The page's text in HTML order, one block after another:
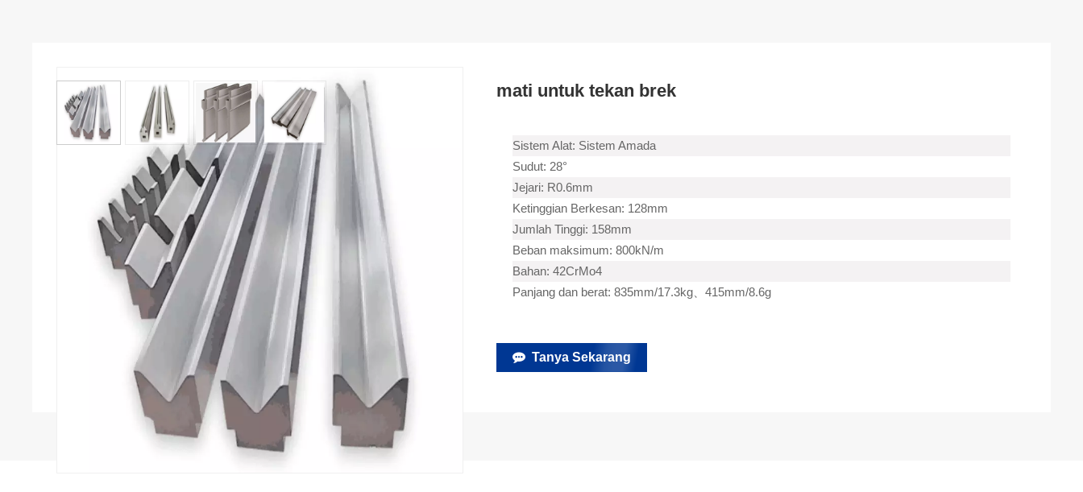
mati untuk tekan brek
Sistem Alat: Sistem Amada
Sudut: 28°
Jejari: R0.6mm
Ketinggian Berkesan: 128mm
Jumlah Tinggi: 158mm
Beban maksimum: 800kN/m
Bahan: 42CrMo4
Panjang dan berat: 835mm/17.3kg、415mm/8.6g
Tanya Sekarang